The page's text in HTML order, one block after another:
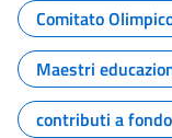
Comitato
Maestri
contributi a